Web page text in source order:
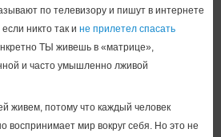
по телевизору и пишут в интернете
никто так и не прилетел спасать
ТЫ живешь в «матрице»,
и часто умышленно лживой
живем, потому что каждый человек
воспринимает мир вокруг себя. Но это не